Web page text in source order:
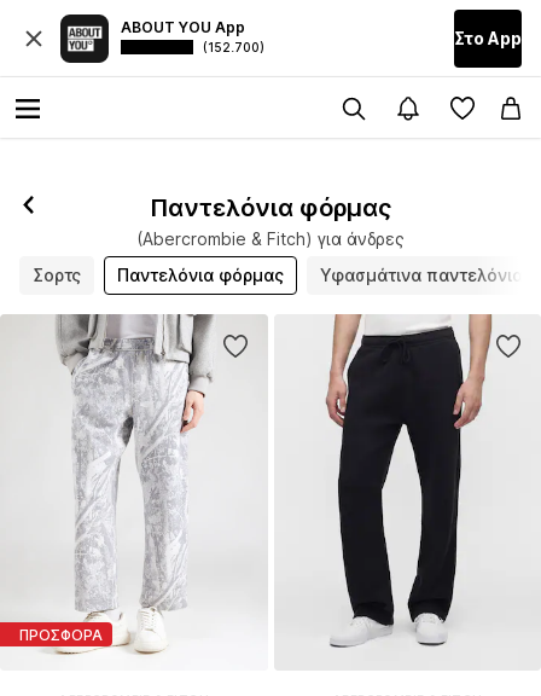
ABOUT YOU App
(152.700) Στο Αpp
Παντελόνια φόρμας
(Abercrombie & Fitch) για άνδρες
Σορτς
Παντελόνια φόρμας Υφασμάτινα παντελόνια
ΠΡΟΣΦΟΡΑ